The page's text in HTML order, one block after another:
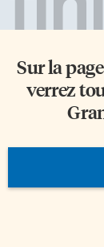
Sur la
verrez